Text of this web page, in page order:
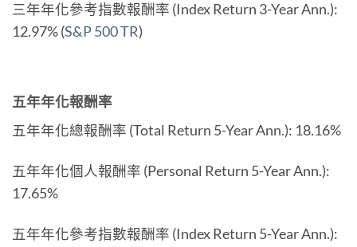
三年年化參考指數報酬率 (Index Return 3-Year Ann.):
12.97% (S&P 500 TR)
五年年化報酬率
五年年化總報酬率 (Total Return 5-Year Ann.): 18.16%
五年年化個人報酬率 (Personal Return 5-Year Ann.):
17.65%
五年年化參考指數報酬率 (Index Return 5-Year Ann.):